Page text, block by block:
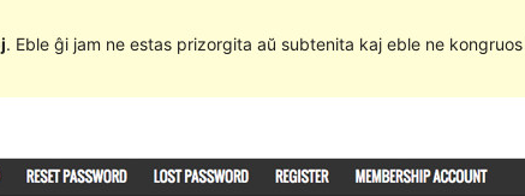
. Eble ĝi jam ne estas prizorgita aŭ subtenita kaj eble ne